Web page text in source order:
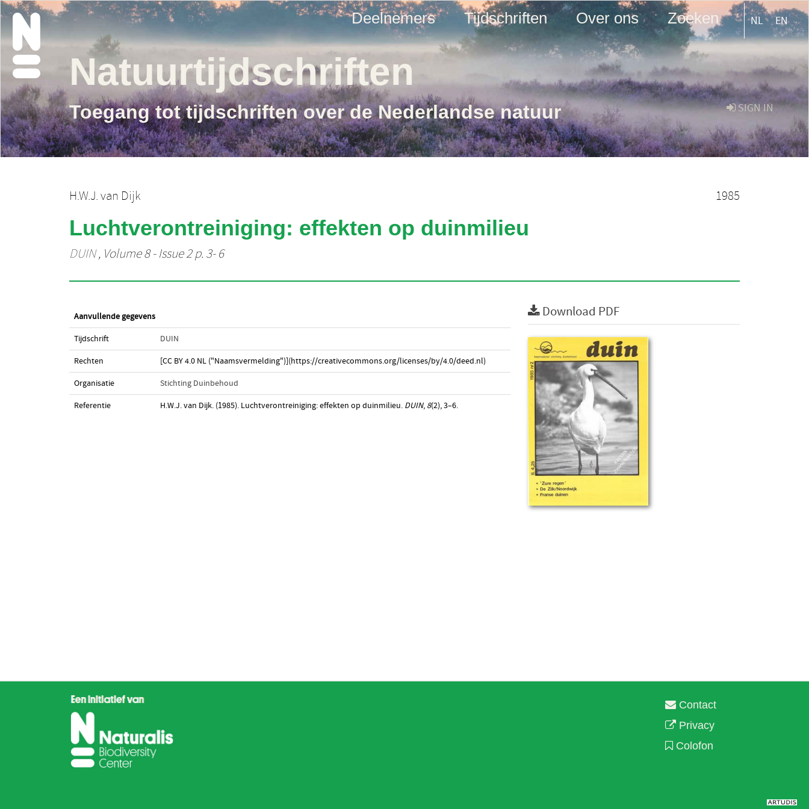
Deelnemers Tijdschriften Over ons Zoeken NL EN
SIGN IN
Natuurtijdschriften
Toegang tot tijdschriften over de Nederlandse natuur
H.W.J. van Dijk 1985
Luchtverontreiniging: effekten op duinmilieu
DUIN, Volume 8 - Issue 2 p. 3- 6
Aanvullende gegevens
Tijdschrift DUIN
Rechten [CC BY 4.0 NL ("Naamsvermelding")](https://creativecommons.org/licenses/by/4.0/deed.nl)
Organisatie Stichting Duinbehoud
Referentie H.W.J. van Dijk. (1985). Luchtverontreiniging: effekten op duinmilieu. DUIN, 8(2), 3–6.
Download PDF
Contact
Privacy
Colofon